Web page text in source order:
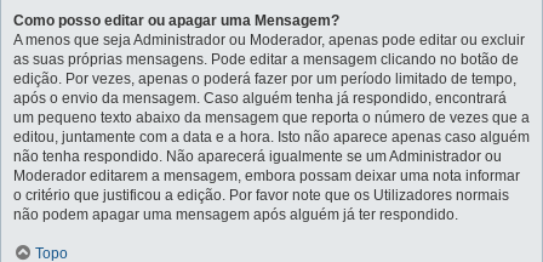
Como posso editar ou apagar uma Mensagem?
A menos que seja Administrador ou Moderador, apenas pode editar ou excluir
as suas próprias mensagens. Pode editar a mensagem clicando no botão de
edição. Por vezes, apenas o poderá fazer por um período limitado de tempo,
após o envio da mensagem. Caso alguém tenha já respondido, encontrará
um pequeno texto abaixo da mensagem que reporta o número de vezes que a
editou, juntamente com a data e a hora. Isto não aparece apenas caso alguém
não tenha respondido. Não aparecerá igualmente se um Administrador ou
Moderador editarem a mensagem, embora possam deixar uma nota informar
o critério que justificou a edição. Por favor note que os Utilizadores normais
não podem apagar uma mensagem após alguém já ter respondido.
Topo